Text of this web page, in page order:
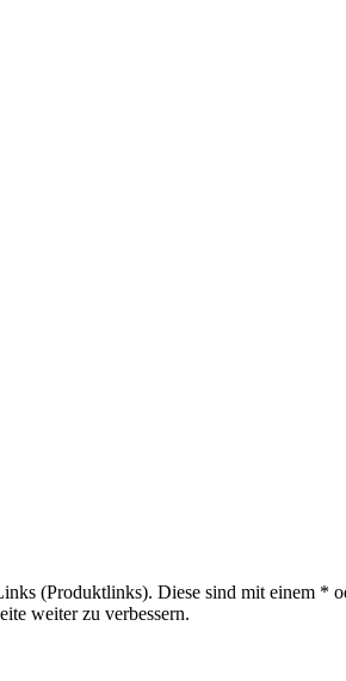
(Produktlinks). Diese sind mit einem
weiter zu verbessern.